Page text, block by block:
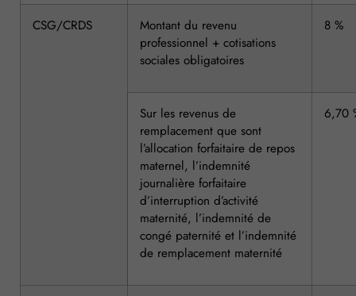
CSG/CRDS
Montant du revenu
professionnel + cotisations
sociales obligatoires
8 %
Sur les revenus de
remplacement que sont
l’allocation forfaitaire de repos
maternel, l’indemnité
journalière forfaitaire
d’interruption d’activité
maternité, l’indemnité de
congé paternité et l’indemnité
de remplacement maternité
6,70